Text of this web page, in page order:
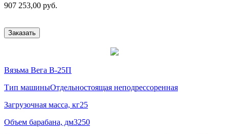
907 253,00 руб.
Заказать
Вязьма Вега В-25П
Тип машиныОтдельностоящая неподрессоренная
Загрузочная масса, кг25
Объем барабана, дм3250